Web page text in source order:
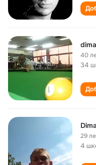
40
34
29
4